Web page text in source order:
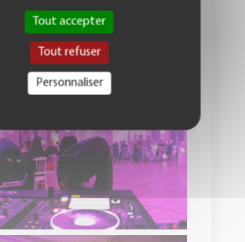
GOLD / 350 PERSONNES
MAXIMUM
Tout accepter
Tout refuser
Personnaliser